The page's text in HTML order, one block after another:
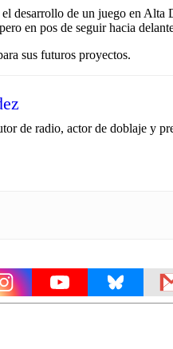
el desarrollo de un juego en
en pos de seguir hacia
sus futuros proyectos.
de radio, actor de doblaje y